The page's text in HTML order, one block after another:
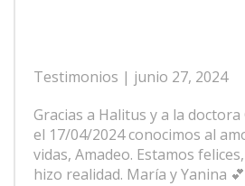
Testimonios | junio 27, 2024
Gracias a Halitus y a la
el 17/04/2024 conocimos al
vidas, Amadeo. Estamos
hizo realidad. María y Yanina 💕